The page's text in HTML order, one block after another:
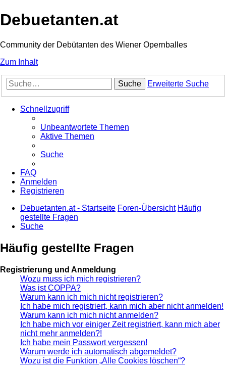
Debuetanten.at
Community der Debütanten des Wiener Opernballes
Zum Inhalt
Suche Erweiterte Suche
Schnellzugriff
Unbeantwortete Themen
Aktive Themen
Suche
FAQ
Anmelden
Registrieren
Debuetanten.at - Startseite Foren-Übersicht Häufig
gestellte Fragen
Suche
Häufig gestellte Fragen
Registrierung und Anmeldung
Wozu muss ich mich registrieren?
Was ist COPPA?
Warum kann ich mich nicht registrieren?
Ich habe mich registriert, kann mich aber nicht anmelden!
Warum kann ich mich nicht anmelden?
Ich habe mich vor einiger Zeit registriert, kann mich aber
nicht mehr anmelden?!
Ich habe mein Passwort vergessen!
Warum werde ich automatisch abgemeldet?
Wozu ist die Funktion „Alle Cookies löschen“?